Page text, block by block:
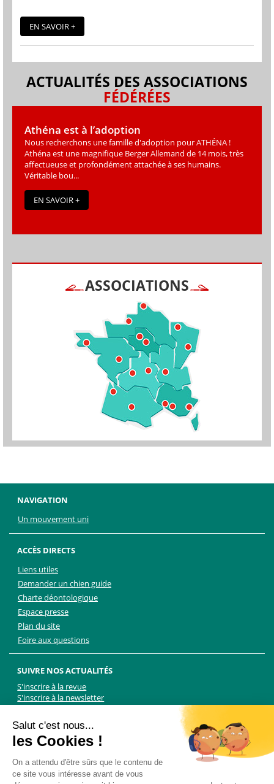
EN SAVOIR +
ACTUALITÉS DES ASSOCIATIONS
FÉDÉRÉES
Athéna est à l’adoption
Nous recherchons une famille d'adoption pour ATHÉNA !
Athéna est une magniﬁque Berger Allemand de 14 mois, très
affectueuse et profondément attachée à ses humains.
Véritable bou...
EN SAVOIR +
ASSOCIATIONS
NAVIGATION
Un mouvement uni
ACCÈS DIRECTS
Liens utiles
Demander un chien guide
Charte déontologique
Espace presse
Plan du site
Foire aux questions
SUIVRE NOS ACTUALITÉS
S'inscrire à la revue
S'inscrire à la newsletter
TikTok
NOUS CONTACTER
Les Chiens Guides d'aveugles - FFAC
Salut c'est nous...
les Cookies !
On a attendu d'être sûrs que le contenu de
ce site vous intéresse avant de vous